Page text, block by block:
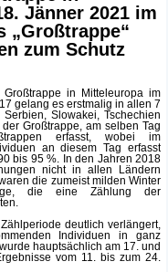
Jänner 2021 im
„Großtrappe“
zum Schutz
in Mitteleuropa im
gelang es erstmalig in allen 7
Slowakei, Tschechien
Großtrappe, am selben Tag
erfasst, wobei im
an diesem Tag erfasst
bis 95 %. In den Jahren 2018
nicht in allen Ländern
die zumeist milden Winter
die eine Zählung der
deutlich verlängert,
Individuen in ganz
hauptsächlich am 17. und
vom 11. bis zum 24.